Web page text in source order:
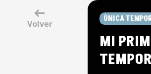
Volver ÚNICA
MI